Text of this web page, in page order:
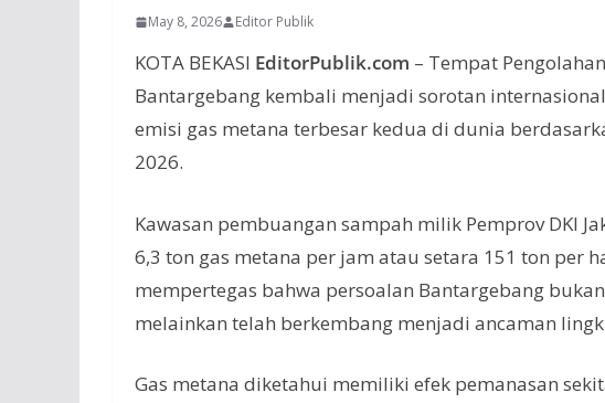
May 8, 2026 Editor Publik
KOTA BEKASI EditorPublik.com – Tempat
Bantargebang kembali menjadi sorotan
emisi gas metana terbesar kedua di dunia
2026.
Kawasan pembuangan sampah milik Pemprov DKI
6,3 ton gas metana per jam atau setara 151 ton per
mempertegas bahwa persoalan Bantargebang
melainkan telah berkembang menjadi ancaman
Gas metana diketahui memiliki efek pemanasan